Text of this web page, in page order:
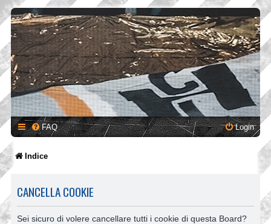
FAQ Login
Indice
CANCELLA COOKIE
Sei sicuro di volere cancellare tutti i cookie di questa Board?